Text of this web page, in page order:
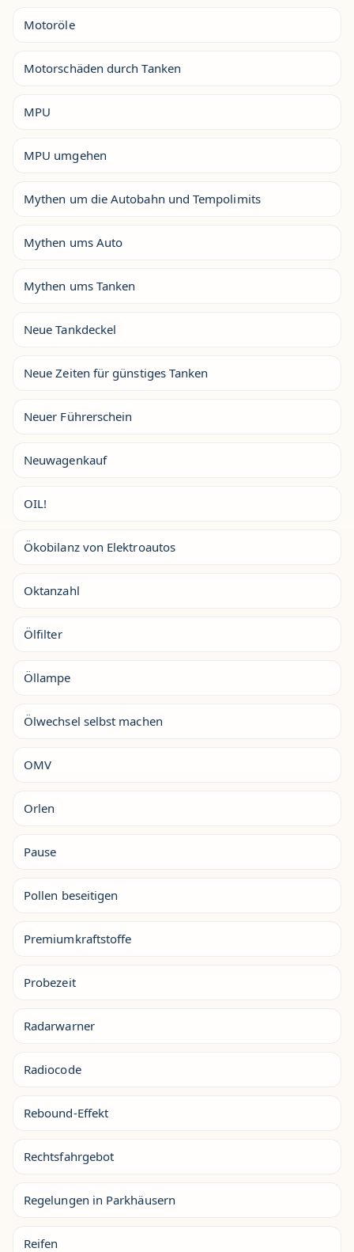
Motoröle
Motorschäden durch Tanken
MPU
MPU umgehen
Mythen um die Autobahn und Tempolimits
Mythen ums Auto
Mythen ums Tanken
Neue Tankdeckel
Neue Zeiten für günstiges Tanken
Neuer Führerschein
Neuwagenkauf
OIL!
Ökobilanz von Elektroautos
Oktanzahl
Ölfilter
Öllampe
Ölwechsel selbst machen
OMV
Orlen
Pause
Pollen beseitigen
Premiumkraftstoffe
Probezeit
Radarwarner
Radiocode
Rebound-Effekt
Rechtsfahrgebot
Regelungen in Parkhäusern
Reifen